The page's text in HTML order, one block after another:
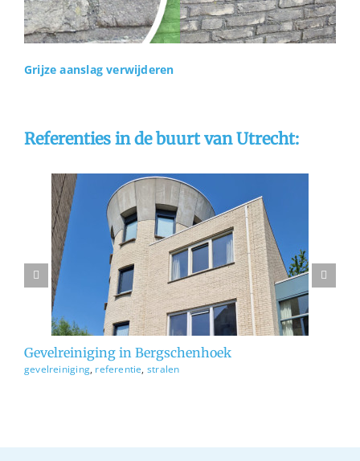
Grijze aanslag verwijderen
Referenties in de buurt van Utrecht:
Gevelreiniging in Bergschenhoek
gevelreiniging, referentie, stralen
gevelreiniging referentie stralen